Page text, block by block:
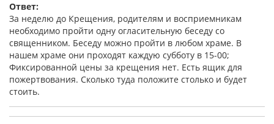
Ответ:
За неделю до Крещения, родителям и восприемникам
необходимо пройти одну огласительную беседу со
священником. Беседу можно пройти в любом храме. В
нашем храме они проходят каждую субботу в 15-00;
Фиксированной цены за крещения нет. Есть ящик для
пожертвования. Сколько туда положите столько и будет
стоить.